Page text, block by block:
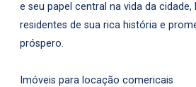
e seu papel central na vida da
residentes de sua rica história e
próspero.
Imóveis para locação comericais